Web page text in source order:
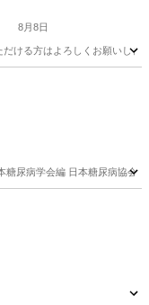
8月8日
ける方はよろしくお願いし
尿病学会編 日本糖尿病協会